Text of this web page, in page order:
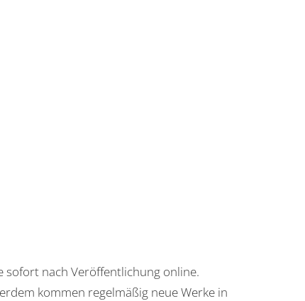
sofort nach Veröffentlichung online.
kommen regelmäßig neue Werke in